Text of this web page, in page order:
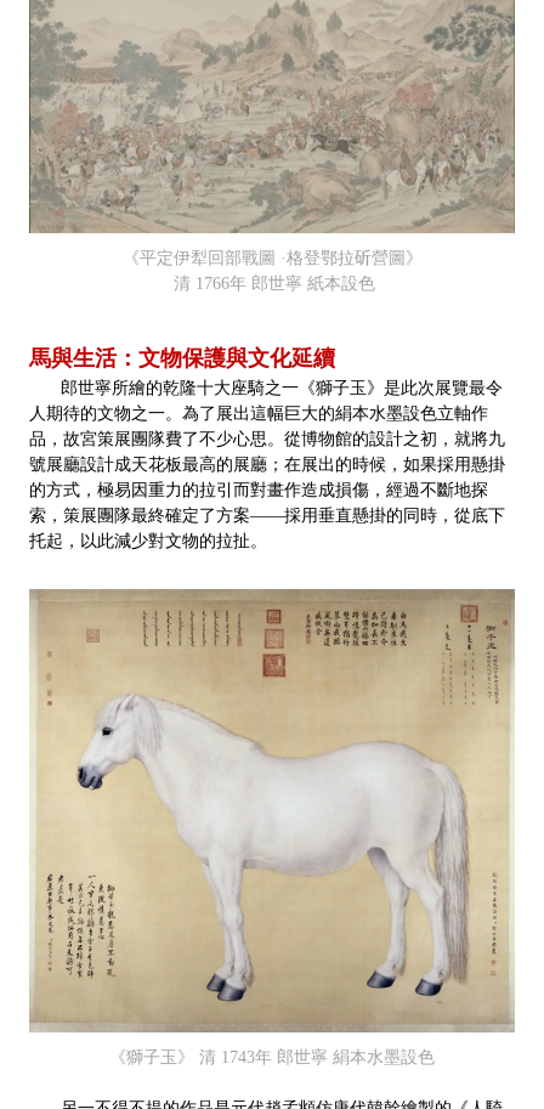
《平定伊犁回部戰圖 ·格登鄂拉斫營圖》
清 1766年 郎世寧 紙本設色
馬與生活：文物保護與文化延續
郎世寧所繪的乾隆十大座騎之一《獅子玉》是此次展覽最令
人期待的文物之一。為了展出這幅巨大的絹本水墨設色立軸作
品，故宮策展團隊費了不少心思。從博物館的設計之初，就將九
號展廳設計成天花板最高的展廳；在展出的時候，如果採用懸掛
的方式，極易因重力的拉引而對畫作造成損傷，經過不斷地探
索，策展團隊最終確定了方案——採用垂直懸掛的同時，從底下
托起，以此減少對文物的拉扯。
《獅子玉》 清 1743年 郎世寧 絹本水墨設色